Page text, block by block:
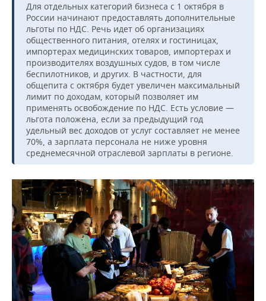
Для отдельных категорий бизнеса с 1 октября в
России начинают предоставлять дополнительные
льготы по НДС. Речь идет об организациях
общественного питания, отелях и гостиницах,
импортерах медицинских товаров, импортерах и
производителях воздушных судов, в том числе
беспилотников, и других. В частности, для
общепита с октября будет увеличен максимальный
лимит по доходам, который позволяет им
применять освобождение по НДС. Есть условие —
льгота положена, если за предыдущий год
удельный вес доходов от услуг составляет не менее
70%, а зарплата персонала не ниже уровня
среднемесячной отраслевой зарплаты в регионе.